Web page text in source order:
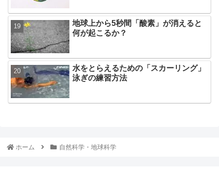
地球上から5秒間「酸素」が消えると
何が起こるか？
水をとらえるための「スカーリング」
泳ぎの練習方法
ホーム 自然科学・地球科学